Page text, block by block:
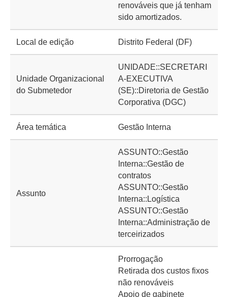
renováveis que já tenham
sido amortizados.
Local de edição Distrito Federal (DF)
Unidade Organizacional
do Submetedor
UNIDADE::SECRETARI
A-EXECUTIVA
(SE)::Diretoria de Gestão
Corporativa (DGC)
Área temática Gestão Interna
Assunto
ASSUNTO::Gestão
Interna::Gestão de
contratos
ASSUNTO::Gestão
Interna::Logística
ASSUNTO::Gestão
Interna::Administração de
terceirizados
Prorrogação
Retirada dos custos fixos
não renováveis
Apoio de gabinete